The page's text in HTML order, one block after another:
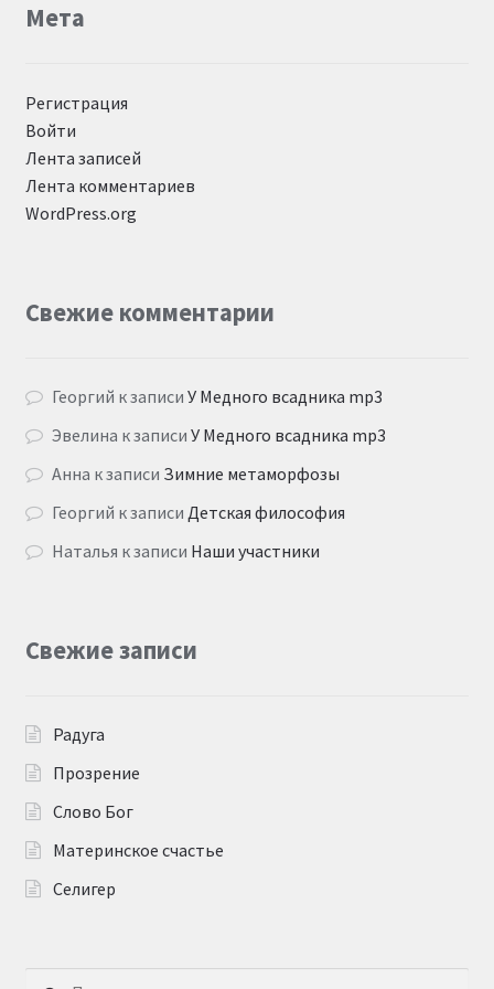
Мета
Регистрация
Войти
Лента записей
Лента комментариев
WordPress.org
Свежие комментарии
Георгий к записиУ Медного всадника mp3
Эвелина к записиУ Медного всадника mp3
Анна к записи Зимние метаморфозы
Георгий к записи Детская философия
Наталья к записи Наши участники
Свежие записи
Радуга
Прозрение
Слово Бог
Материнское счастье
Селигер
Найти: